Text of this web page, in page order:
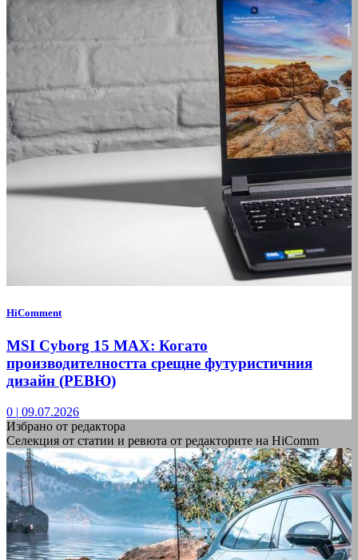
HiComment
MSI Cyborg 15 MAX: Когато
производителността срещне футуристичния
дизайн (РЕВЮ)
0 | 09.07.2026
Избрано от редактора
Селекция от статии и ревюта от редакторите на HiComm